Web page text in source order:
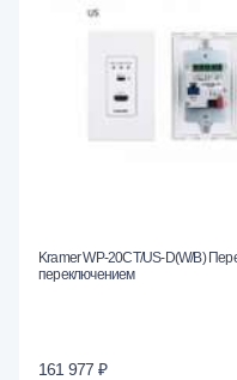
Kramer WP-20CT/US-D(W/B)
переключением
161 977 ₽